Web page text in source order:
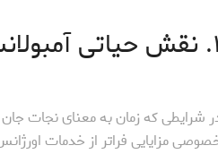
انتخاب درست
شرایطی که زمان به معنای نجات
مزایایی فراتر از خدمات